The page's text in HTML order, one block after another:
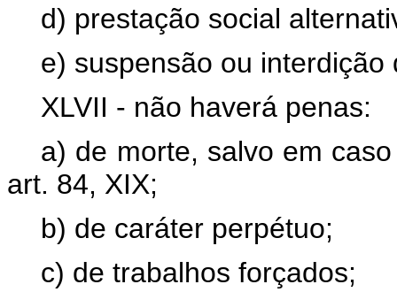
d) prestação social
e) suspensão ou interdição
XLVII - não haverá penas:
a) de morte, salvo em
art. 84, XIX;
b) de caráter perpétuo;
c) de trabalhos forçados;